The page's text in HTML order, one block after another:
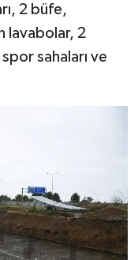
2 büfe,
lavabolar, 2
sahaları ve